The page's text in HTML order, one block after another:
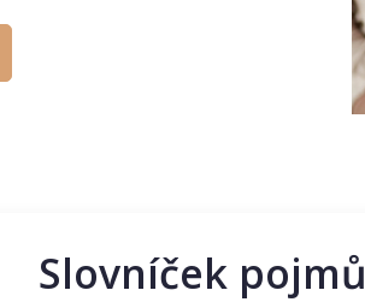
Slovníček pojmů